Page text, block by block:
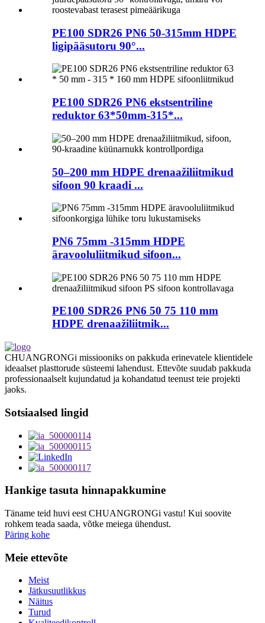
PE100 SDR26 PN6 50-315mm HDPE
ligipääsutoru 90°...
PE100 SDR26 PN6 ekstsentriline
reduktor 63*50mm-315*...
50–200 mm HDPE drenaažiliitmikud
sifoon 90 kraadi ...
PN6 75mm -315mm HDPE
äravooluliitmikud sifoon...
PE100 SDR26 PN6 50 75 110 mm
HDPE drenaažiliitmik...
CHUANGRONGi missiooniks on pakkuda erinevatele klientidele
ideaalset plasttorude süsteemi lahendust. Ettevõte suudab pakkuda
professionaalselt kujundatud ja kohandatud teenust teie projekti
jaoks.
Sotsiaalsed lingid
Hankige tasuta hinnapakkumine
Täname teid huvi eest CHUANGRONGi vastu! Kui soovite
rohkem teada saada, võtke meiega ühendust.
Päring kohe
Meie ettevõte
Meist
Jätkusuutlikkus
Näitus
Turud